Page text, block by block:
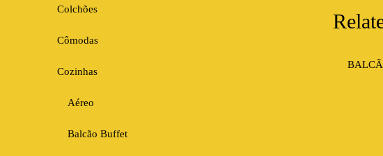
Colchões
Cômodas
Cozinhas
Aéreo
Balcão Buffet